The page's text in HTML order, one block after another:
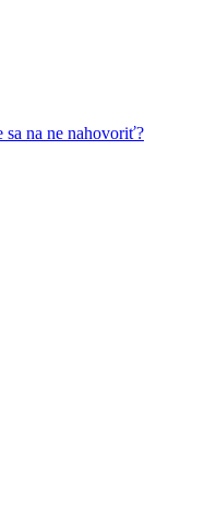
sa na ne nahovoriť?